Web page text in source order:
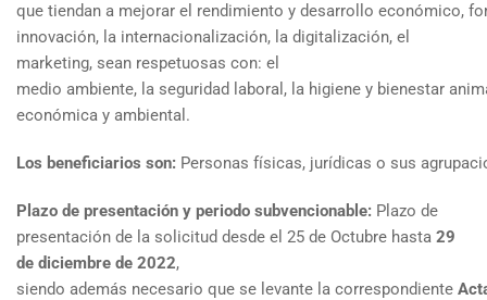
que tiendan a mejorar el rendimiento y desarrollo económico,
innovación, la internacionalización, la digitalización, el
marketing, sean respetuosas con: el
medio ambiente, la seguridad laboral, la higiene y bienestar
económica y ambiental.
Los beneficiarios son: Personas físicas, jurídicas o sus
Plazo de presentación y periodo subvencionable: Plazo de
presentación de la solicitud desde el 25 de Octubre hasta 29
de diciembre de 2022,
siendo además necesario que se levante la correspondiente